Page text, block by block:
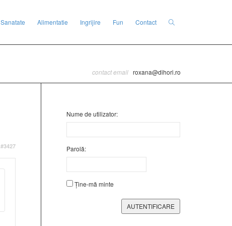
Sanatate Alimentatie Ingrijire Fun Contact
contact email roxana@dihori.ro
#3427
Nume de utilizator:
Parolă:
Ține-mă minte
AUTENTIFICARE